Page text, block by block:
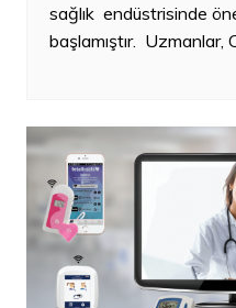
sağlık endüstrisinde
başlamıştır.